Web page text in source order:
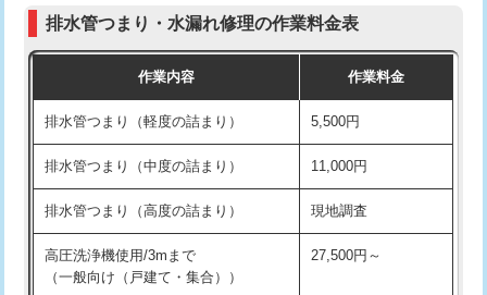
追加人工 16,500円
現場見積
※給水管工事は20mmまでの価格です。
交換・取付（その他部品） 11,000円+材料費
持込商品取付（単水栓） 13,200円
持込商品取付（混合水栓） 16,500円
持込商品取付（浄水器・分岐水栓） 16,500円
給水管工事※（ホール加工) 16,500円
給水管工事※（バンド止め) 3,300円
給水管工事※（支持金具設置)
排水管つまり・水漏れ修理の作業料金表
作業内容 作業料金
排水管つまり（軽度の詰まり） 5,500円
排水管つまり（中度の詰まり） 11,000円
排水管つまり（高度の詰まり） 現地調査
高圧洗浄機使用/3mまで
（一般向け（戸建て・集合））
27,500円～